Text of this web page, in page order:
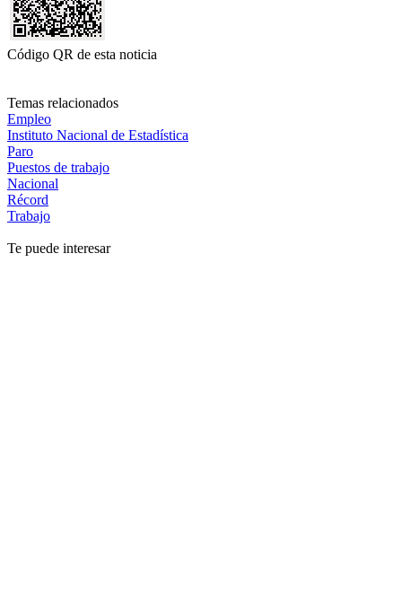
Código QR de esta noticia
Temas relacionados
Empleo
Instituto Nacional de Estadística
Paro
Puestos de trabajo
Nacional
Récord
Trabajo
Te puede interesar